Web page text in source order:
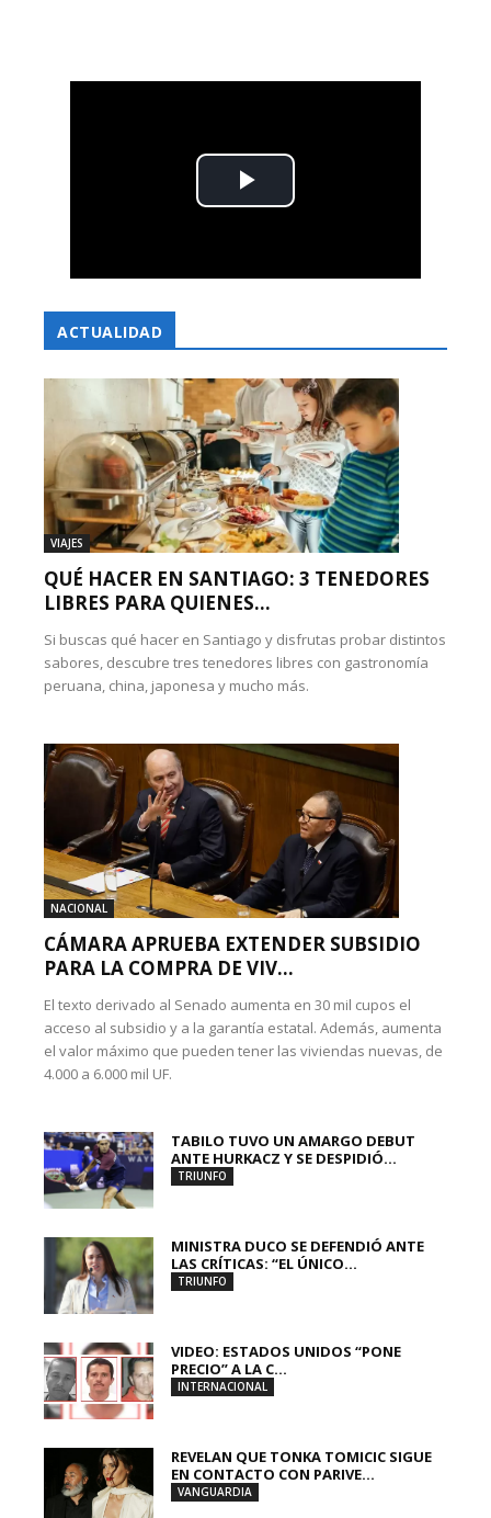
ACTUALIDAD
VIAJES
QUÉ HACER EN SANTIAGO: 3 TENEDORES
LIBRES PARA QUIENES...
Si buscas qué hacer en Santiago y disfrutas probar distintos
sabores, descubre tres tenedores libres con gastronomía
peruana, china, japonesa y mucho más.
NACIONAL
CÁMARA APRUEBA EXTENDER SUBSIDIO
PARA LA COMPRA DE VIV...
El texto derivado al Senado aumenta en 30 mil cupos el
acceso al subsidio y a la garantía estatal. Además, aumenta
el valor máximo que pueden tener las viviendas nuevas, de
4.000 a 6.000 mil UF.
TABILO TUVO UN AMARGO DEBUT
ANTE HURKACZ Y SE DESPIDIÓ...
TRIUNFO
MINISTRA DUCO SE DEFENDIÓ ANTE
LAS CRÍTICAS: “EL ÚNICO...
TRIUNFO
VIDEO: ESTADOS UNIDOS “PONE
PRECIO” A LA C...
INTERNACIONAL
REVELAN QUE TONKA TOMICIC SIGUE
EN CONTACTO CON PARIVE...
VANGUARDIA